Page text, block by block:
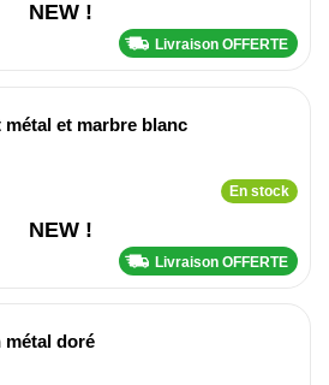
NEW !
Livraison OFFERTE
et marbre blanc
En stock
NEW !
Livraison OFFERTE
métal doré